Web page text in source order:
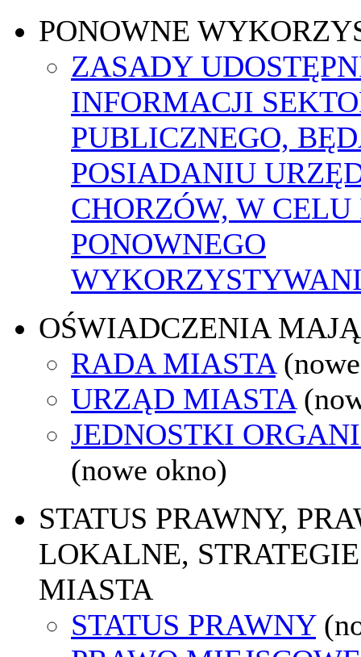
PONOWNE
ZASADY
INFORMACJI
PUBLICZNEGO,
POSIADANIU
CHORZÓW, W
PONOWNEGO
OŚWIADCZENIA
RADA MIASTA
URZĄD MIASTA
JEDNOSTKI
(nowe okno)
STATUS PRAWNY,
LOKALNE,
MIASTA
STATUS PRAWNY